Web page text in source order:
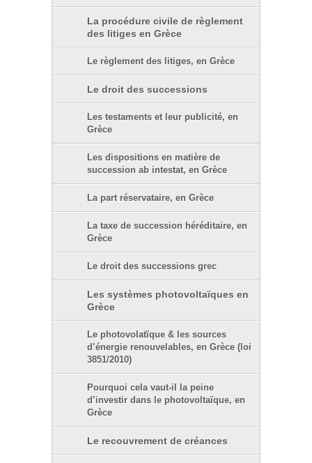
La procédure civile de règlement
des litiges en Grèce
Le règlement des litiges, en Grèce
Le droit des successions
Les testaments et leur publicité, en
Grèce
Les dispositions en matière de
succession ab intestat, en Grèce
La part réservataire, en Grèce
La taxe de succession héréditaire, en
Grèce
Le droit des successions grec
Les systèmes photovoltaïques en
Grèce
Le photovolatïque & les sources
d’énergie renouvelables, en Grèce (loi
3851/2010)
Pourquoi cela vaut-il la peine
d’investir dans le photovoltaïque, en
Grèce
Le recouvrement de créances